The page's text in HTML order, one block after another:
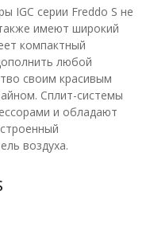
IGC серии Freddo S не
имеют широкий
компактный
любой
своим красивым
Сплит-системы
и обладают
воздуха.